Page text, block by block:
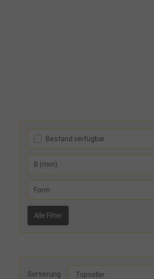
Bestand verfügbar
B (mm)
Form
Alle Filter
Sortierung